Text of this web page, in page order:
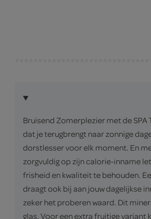
Bruisend Zomerplezier met de
dat je terugbrengt naar zonnige
dorstlesser voor elk moment. En
zorgvuldig op zijn calorie-inname
frisheid en kwaliteit te behouden.
draagt ook bij aan jouw dagelijkse
zeker het proberen waard. Dit
glas. Voor een extra fruitige variant